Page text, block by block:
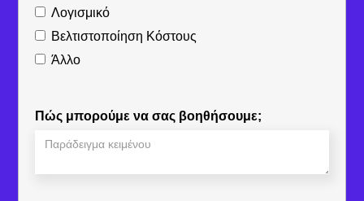
Λογισμικό
Βελτιστοποίηση Κόστους
Άλλο
Πώς μπορούμε να σας βοηθήσουμε;